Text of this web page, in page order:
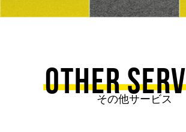
OTHERその他サービス